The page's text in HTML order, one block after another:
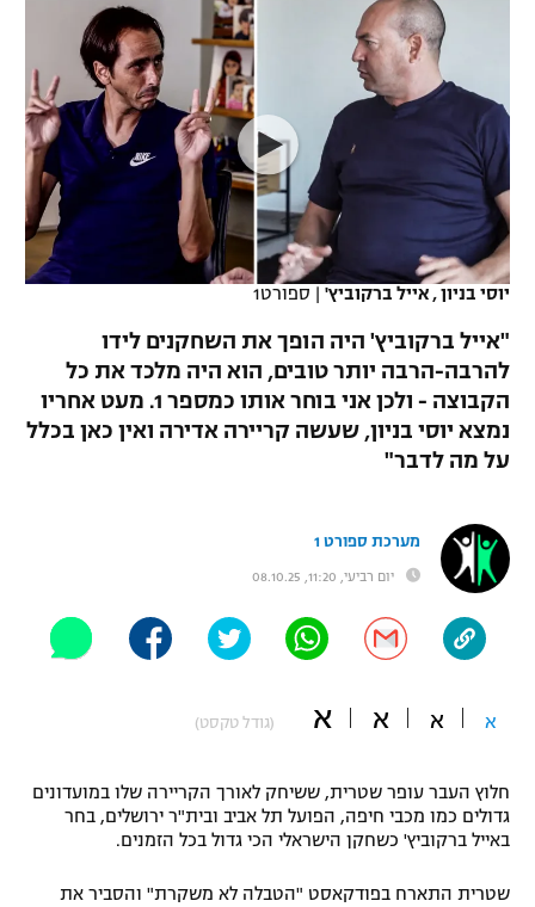
VOD
רץ ברשת
תוצאות
לוח שידורים
ברחבה
"מעל הליגה" – פודקאסט
"מחצית בשכונה" – פודקאסט
תקנון עבור פעילות אלקטרה
טניס
גביע המדינה
נבחרת ישראל
מכבי חיפה
בית"ר ירושלים
מכבי תל אביב
הפועל תל אביב
הפועל חיפה
הפועל באר שבע
בני יהודה
ליגה גרמנית
ליגה ספרדית
ליגה איטלקית
ליגה צרפתית
ליגה הולנדית
ליגה טורקית
ליגה ברזילאית
ליגה לאומית
כדורסל נשים
מכבי תל אביב
הפועל חולון
הפועל ירושלים
דני אבדיה
יורוליג
יורוקאפ
ענפים נוספים
טניס
כדוריד
כדורעף
שחייה
ג'ודו
אגרוף
ספורט אולימפי
היאבקות WWE
אופניים
פוטבול אמריקאי NFL
יוסי בניון , אייל ברקוביץ' | ספורט1
"אייל ברקוביץ' היה הופך את השחקנים לידו
להרבה-הרבה יותר טובים, הוא היה מלכד את כל
הקבוצה - ולכן אני בוחר אותו כמספר 1. מעט אחריו
נמצא יוסי בניון, שעשה קריירה אדירה ואין כאן בכלל
על מה לדבר"
מערכת ספורט 1
יום רביעי, 11:20, 08.10.25
א א א א (גודל טקסט)
חלוץ העבר עופר שטרית, ששיחק לאורך הקריירה שלו במועדונים
גדולים כמו מכבי חיפה, הפועל תל אביב ובית"ר ירושלים, בחר
באייל ברקוביץ' כשחקן הישראלי הכי גדול בכל הזמנים.
שטרית התארח בפודקאסט "הטבלה לא משקרת" והסביר את